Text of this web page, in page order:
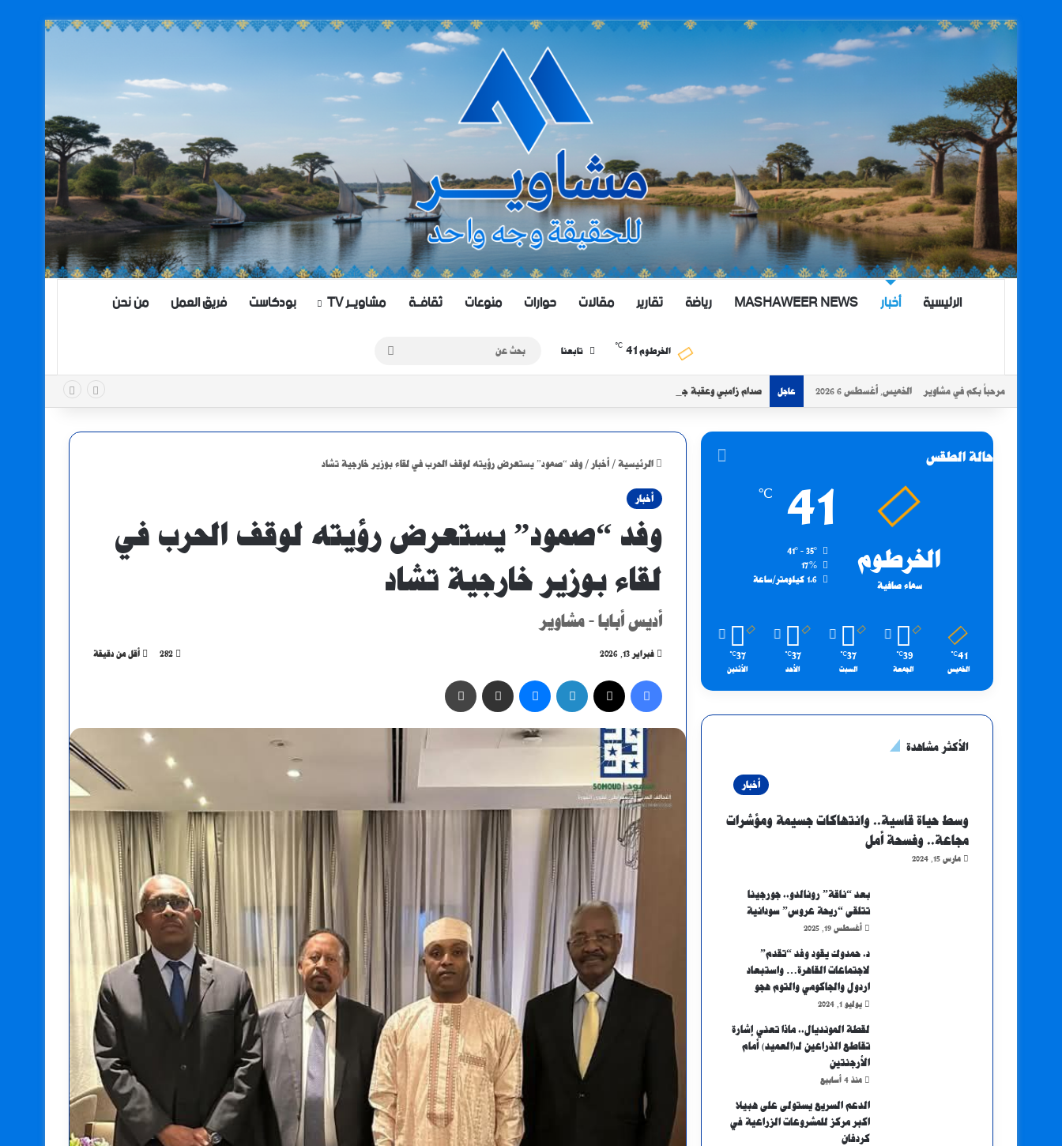
الرئيسية أخبار MASHAWEER NEWS رياضة تقارير مقالات حوارات منوعات ثقافــة مشاويــر TV بودكاست فريق العمل من نحن
الخرطوم 41
℃
تابعنا
عن
مرحباً بكم في مشاوير الخميس, أغسطس 6 2026 عاجل صدام زامبي وعقبة جزائرية أو غينية محتملة.. تعرف على مسار المريخ في أبطال أفريقيا
الرئيسية / أخبار / وفد “صمود” يستعرض رؤيته لوقف الحرب في لقاء بوزير خارجية تشاد
أخبار
وفد “صمود” يستعرض رؤيته لوقف الحرب في
لقاء بوزير خارجية تشاد
أديس أبابا - مشاوير
فبراير 13, 2026 282 أقل من دقيقة
فيسبوك لينكدإن ماسنجر مشاركة عبر البريد
حالة الطقس
الخرطوم
سماء صافية
41
℃
17%
1.6 كيلومتر/ساعة
41
℃
الخميس
39
℃
الجمعة
37
℃
السبت
37
℃
الأحد
37
℃
الأثنين
الأكثر مشاهدة
أخبار
وسط حياة قاسية.. وانتهاكات جسيمة ومؤشرات
مجاعة.. وفسحة أمل
مارس 15, 2024
بعد “ناقة” رونالدو.. جورجينا
تتلقى “ريحة عروس” سودانية
أغسطس 19, 2025
د. حمدوك يقود وفد “تقدم”
لاجتماعات القاهرة… واستبعاد
اردول والجاكومي والتوم هجو
يوليو 1, 2024
لقطة المونديال.. ماذا تعني إشارة
تقاطع الذراعين لـ(العميد) أمام
الأرجنتين
منذ 4 أسابيع
الدعم السريع يستولى على هبيلا
اكبر مركز للمشروعات الزراعية في
كردفان